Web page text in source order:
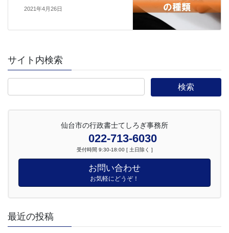
2021年4月26日
サイト内検索
仙台市の行政書士てしろぎ事務所
022-713-6030
受付時間 9:30-18:00 [ 土日除く ]
お問い合わせ
お気軽にどうぞ！
最近の投稿